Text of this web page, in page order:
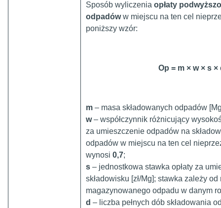
Sposób wyliczenia opłaty
odpadóww miejscu na ten cel
poniższy wzór:
Op = m × w × s ×
m – masa składowanych odpadów
w– współczynnik różnicujący
za umieszczenie odpadów na
odpadów w miejscu na ten cel
wynosi 0,7;
s – jednostkowa stawka opłaty za
składowisku [zł/Mg]; stawka zależy
magazynowanego odpadu w danym
d – liczba pełnych dób składowania